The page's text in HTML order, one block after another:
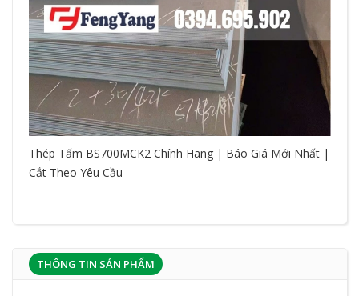
Thép Tấm BS700MCK2 Chính Hãng | Báo Giá Mới Nhất |
Cắt Theo Yêu Cầu
THÔNG TIN SẢN PHẨM